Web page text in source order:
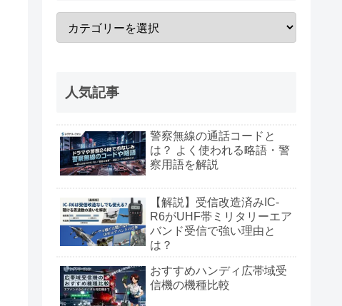
人気記事
警察無線の通話コードと
は？ よく使われる略語・警
察用語を解説
【解説】受信改造済みIC-
R6がUHF帯ミリタリーエア
バンド受信で強い理由と
は？
おすすめハンディ広帯域受
信機の機種比較